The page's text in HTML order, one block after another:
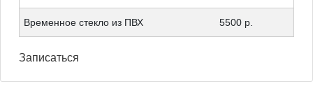
Временное стекло из ПВХ 5500 р.
Записаться